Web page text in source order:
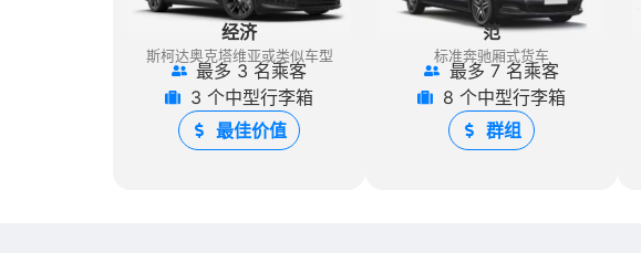
经济
斯柯达奥克塔维亚或类似车型
最多 3 名乘客
3 个中型行李箱
最佳价值
范
标准奔驰厢式货车
最多 7 名乘客
8 个中型行李箱
群组